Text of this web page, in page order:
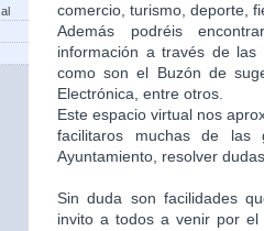
comercio, turismo, deporte,
Además podréis
información a través de
como son el Buzón de
Electrónica, entre otros.
Este espacio virtual nos
facilitaros muchas de
Ayuntamiento, resolver
Sin duda son facilidades
invito a todos a venir por